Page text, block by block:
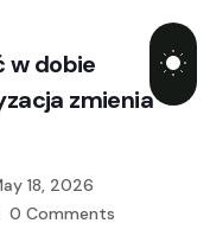
w dobie
zmienia
18, 2026
0 Comments